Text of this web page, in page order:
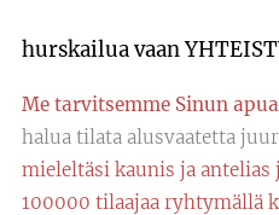
hurskailua vaan
Me tarvitsemme Sinun
halua tilata alusvaatetta
mieleltäsi kaunis ja antelias
100000 tilaajaa ryhtymällä